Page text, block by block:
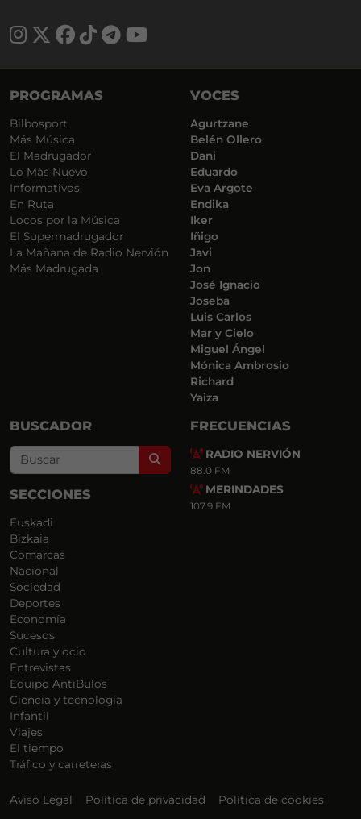
PROGRAMAS
Bilbosport
Más Música
El Madrugador
Lo Más Nuevo
Informativos
En Ruta
Locos por la Música
El Supermadrugador
La Mañana de Radio Nervión
Más Madrugada
VOCES
Agurtzane
Belén Ollero
Dani
Eduardo
Eva Argote
Endika
Iker
Iñigo
Javi
Jon
José Ignacio
Joseba
Luis Carlos
Mar y Cielo
Miguel Ángel
Mónica Ambrosio
Richard
Yaiza
BUSCADOR
Search
SECCIONES
Euskadi
Bizkaia
Comarcas
Nacional
Sociedad
Deportes
Economía
Sucesos
Cultura y ocio
Entrevistas
Equipo AntiBulos
Ciencia y tecnología
Infantil
Viajes
El tiempo
Tráfico y carreteras
FRECUENCIAS
RADIO NERVIÓN
88.0 FM
MERINDADES
107.9 FM
Aviso Legal Política de privacidad Política de cookies